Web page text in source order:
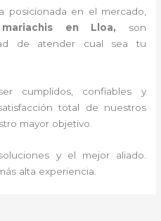
posicionada en el mercado,
mariachis en Lloa, son
de atender cual sea tu
cumplidos, confiables y
total de nuestros
mayor objetivo.
y el mejor aliado.
alta experiencia.